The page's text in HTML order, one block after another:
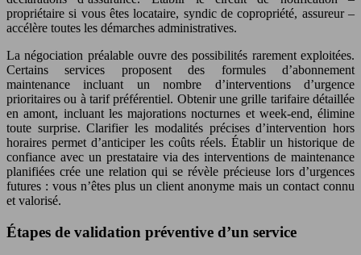
propriétaire si vous êtes locataire, syndic de copropriété, assureur –
accélère toutes les démarches administratives.
La négociation préalable ouvre des possibilités rarement exploitées.
Certains services proposent des formules d’abonnement
maintenance incluant un nombre d’interventions d’urgence
prioritaires ou à tarif préférentiel. Obtenir une grille tarifaire détaillée
en amont, incluant les majorations nocturnes et week-end, élimine
toute surprise. Clarifier les modalités précises d’intervention hors
horaires permet d’anticiper les coûts réels. Établir un historique de
confiance avec un prestataire via des interventions de maintenance
planifiées crée une relation qui se révèle précieuse lors d’urgences
futures : vous n’êtes plus un client anonyme mais un contact connu
et valorisé.
Étapes de validation préventive d’un service